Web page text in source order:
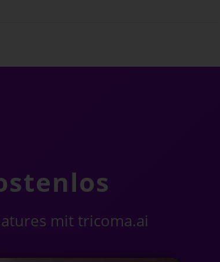
mit tricoma.ai